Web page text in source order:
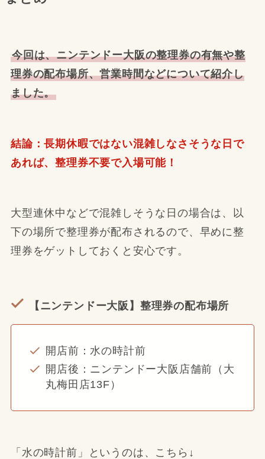
今回は、ニンテンドー大阪の整理券の有無や整
理券の配布場所、営業時間などについて紹介し
ました。
結論：長期休暇ではない混雑しなさそうな日で
あれば、整理券不要で入場可能！
大型連休中などで混雑しそうな日の場合は、以
下の場所で整理券が配布されるので、早めに整
理券をゲットしておくと安心です。
【ニンテンドー大阪】整理券の配布場所
開店前：水の時計前
開店後：ニンテンドー大阪店舗前（大
丸梅田店13F）
「水の時計前」というのは、こちら↓